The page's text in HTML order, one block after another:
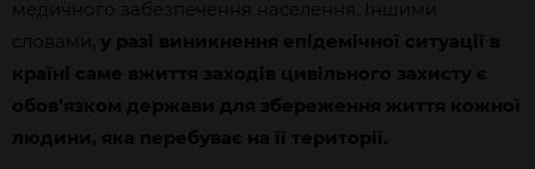
медичного забезпечення населення. Іншими
словами, у разі виникнення епідемічної ситуації в
країні саме вжиття заходів цивільного захисту є
обов’язком держави для збереження життя кожної
людини, яка перебуває на її території.